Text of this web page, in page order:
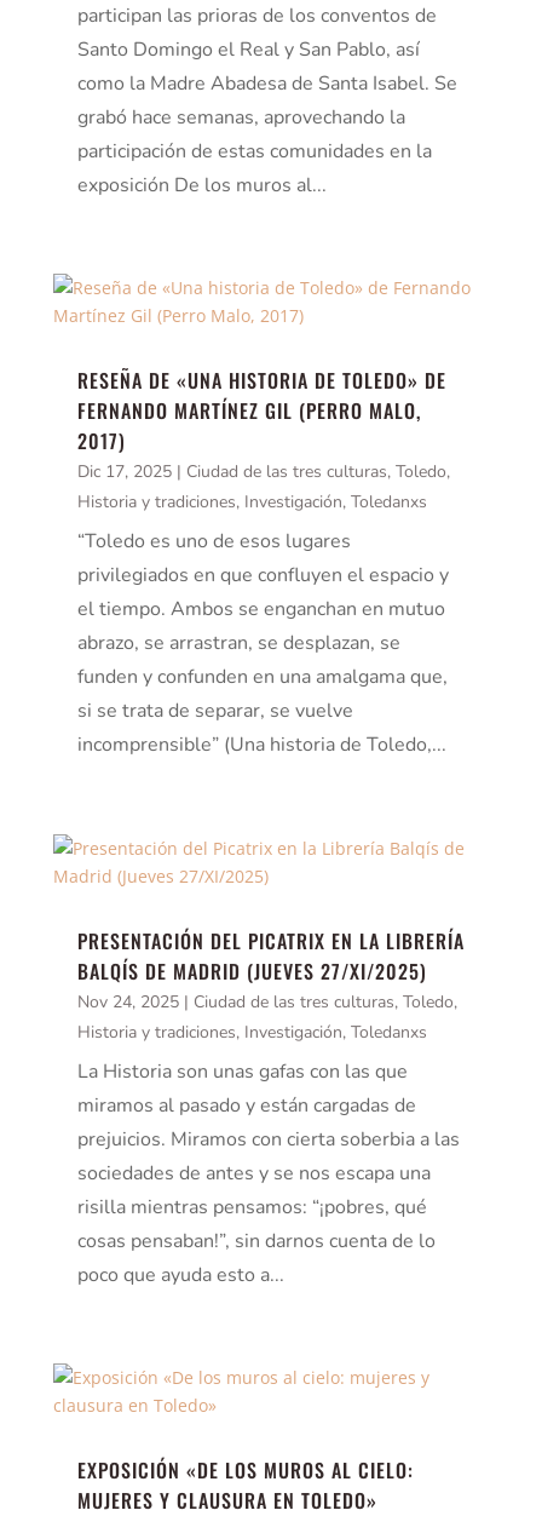
participan las prioras de los conventos de
Santo Domingo el Real y San Pablo, así
como la Madre Abadesa de Santa Isabel. Se
grabó hace semanas, aprovechando la
participación de estas comunidades en la
exposición De los muros al...
RESEÑA DE «UNA HISTORIA DE TOLEDO» DE
FERNANDO MARTÍNEZ GIL (PERRO MALO,
2017)
Dic 17, 2025| Ciudad de las tres culturas, Toledo,
Historia y tradiciones, Investigación, Toledanxs
“Toledo es uno de esos lugares
privilegiados en que confluyen el espacio y
el tiempo. Ambos se enganchan en mutuo
abrazo, se arrastran, se desplazan, se
funden y confunden en una amalgama que,
si se trata de separar, se vuelve
incomprensible” (Una historia de Toledo,...
PRESENTACIÓN DEL PICATRIX EN LA LIBRERÍA
BALQÍS DE MADRID (JUEVES 27/XI/2025)
Nov 24, 2025| Ciudad de las tres culturas, Toledo,
Historia y tradiciones, Investigación, Toledanxs
La Historia son unas gafas con las que
miramos al pasado y están cargadas de
prejuicios. Miramos con cierta soberbia a las
sociedades de antes y se nos escapa una
risilla mientras pensamos: “¡pobres, qué
cosas pensaban!”, sin darnos cuenta de lo
poco que ayuda esto a...
EXPOSICIÓN «DE LOS MUROS AL CIELO:
MUJERES Y CLAUSURA EN TOLEDO»